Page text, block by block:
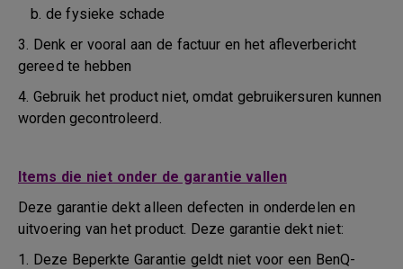
b. de fysieke schade
3. Denk er vooral aan de factuur en het afleverbericht
gereed te hebben
4. Gebruik het product niet, omdat gebruikersuren kunnen
worden gecontroleerd.
Items die niet onder de garantie vallen
Deze garantie dekt alleen defecten in onderdelen en
uitvoering van het product. Deze garantie dekt niet:
1. Deze Beperkte Garantie geldt niet voor een BenQ-